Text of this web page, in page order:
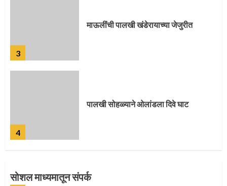
4
पालखी सोहळ्याने ओलांडला दिवे घाट
5
पुणेकरांकडून पालख्यांचे उत्साही स्वागत
मुख्यमंत्र्यांच्या हस्ते विठ्ठलाची महापूजा
सोशल माध्यमातून संपर्क